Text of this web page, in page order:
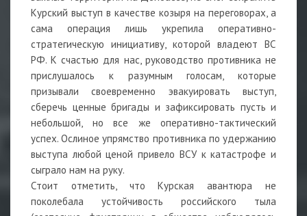
Курский выступ в качестве козыря на переговорах, а
сама операция лишь укрепила оперативно-
стратегическую инициативу, которой владеют ВС
РФ. К счастью для нас, руководство противника не
прислушалось к разумным голосам, которые
призывали своевременно эвакуировать выступ,
сберечь ценные бригады и зафиксировать пусть и
небольшой, но все же оперативно-тактический
успех. Ослиное упрямство противника по удержанию
выступа любой ценой привело ВСУ к катастрофе и
сыграло нам на руку.
Стоит отметить, что Курская авантюра не
поколебала устойчивость российского тыла